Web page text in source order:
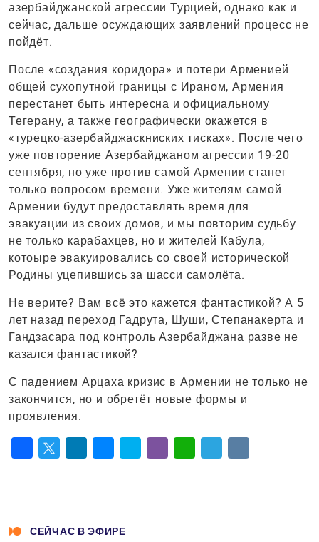
азербайджанской агрессии Турцией, однако как и
сейчас, дальше осуждающих заявлений процесс не
пойдёт.
После «создания коридора» и потери Арменией
общей сухопутной границы с Ираном, Армения
перестанет быть интересна и официальному
Тегерану, а также географически окажется в
«турецко-азербайджаскниских тисках». После чего
уже повторение Азербайджаном агрессии 19-20
сентября, но уже против самой Армении станет
только вопросом времени. Уже жителям самой
Армении будут предоставлять время для
эвакуации из своих домов, и мы повторим судьбу
не только карабахцев, но и жителей Кабула,
котоыре эвакуировались со своей исторической
Родины уцепившись за шасси самолёта.
Не верите? Вам всё это кажется фантастикой? А 5
лет назад переход Гадрута, Шуши, Степанакерта и
Гандзасара под контроль Азербайджана разве не
казался фантастикой?
С падением Арцаха кризис в Армении не только не
закончится, но и обретёт новые формы и
проявления.
СЕЙЧАС В ЭФИРЕ